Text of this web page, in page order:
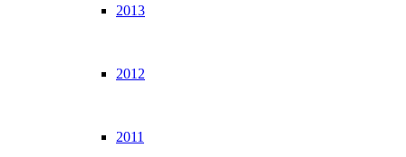
2013
2012
2011